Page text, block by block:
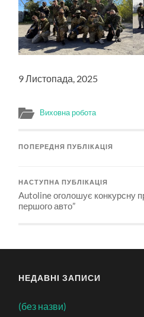
9 Листопада, 2025
Виховна робота
ПОПЕРЕДНЯ ПУБЛІКАЦІЯ
НАСТУПНА ПУБЛІКАЦІЯ
Autoline оголошує конкурсну
першого авто”
НЕДАВНІ ЗАПИСИ
(без назви)